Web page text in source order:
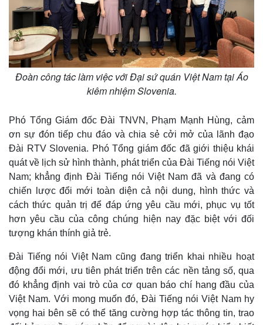
Đoàn công tác làm việc với Đại sứ quán Việt Nam tại Áo
kiêm nhiệm Slovenia.
Phó Tổng Giám đốc Đài TNVN, Phạm Mạnh Hùng, cảm
ơn sự đón tiếp chu đáo và chia sẻ cởi mở của lãnh đạo
Đài RTV Slovenia. Phó Tổng giám đốc đã giới thiệu khái
quát về lịch sử hình thành, phát triển của Đài Tiếng nói Việt
Nam; khẳng định Đài Tiếng nói Việt Nam đã và đang có
chiến lược đổi mới toàn diện cả nội dung, hình thức và
cách thức quản trị để đáp ứng yêu cầu mới, phục vụ tốt
hơn yêu cầu của công chúng hiện nay đặc biệt với đối
tượng khán thính giả trẻ.
Đài Tiếng nói Việt Nam cũng đang triển khai nhiều hoạt
động đổi mới, ưu tiên phát triển trên các nền tảng số, qua
đó khẳng định vai trò của cơ quan báo chí hang đầu của
Việt Nam. Với mong muốn đó, Đài Tiếng nói Việt Nam hy
vọng hai bên sẽ có thể tăng cường hợp tác thông tin, trao